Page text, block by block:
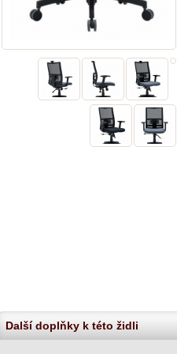
Další doplňky k této židli